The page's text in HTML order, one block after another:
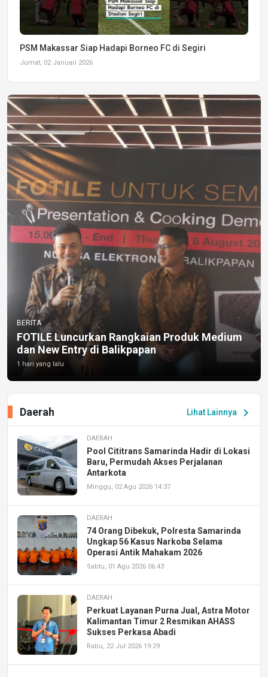
PSM Makassar Siap Hadapi Borneo FC di Segiri
Jumat, 02 Januari 2026
BERITA
FOTILE Luncurkan Rangkaian Produk Medium
dan New Entry di Balikpapan
1 hari yang lalu
Lihat Lainnya chevron_right
Daerah
DAERAH
Pool Cititrans Samarinda Hadir di Lokasi
Baru, Permudah Akses Perjalanan
Antarkota
Minggu, 02 Agu 2026 14:37
DAERAH
74 Orang Dibekuk, Polresta Samarinda
Ungkap 56 Kasus Narkoba Selama
Operasi Antik Mahakam 2026
Sabtu, 01 Agu 2026 06:43
DAERAH
Perkuat Layanan Purna Jual, Astra Motor
Kalimantan Timur 2 Resmikan AHASS
Sukses Perkasa Abadi
Rabu, 22 Jul 2026 19:29